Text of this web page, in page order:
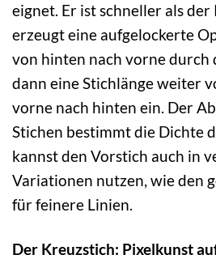
eignet. Er ist schneller als der
erzeugt eine aufgelockerte
von hinten nach vorne durch
dann eine Stichlänge weiter
vorne nach hinten ein. Der
Stichen bestimmt die Dichte
kannst den Vorstich auch in
Variationen nutzen, wie den
für feinere Linien.
Der Kreuzstich: Pixelkunst